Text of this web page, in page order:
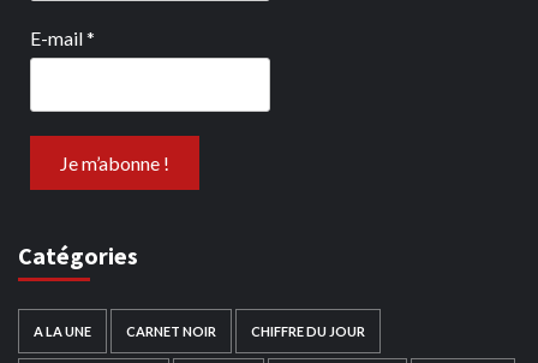
E-mail*
Catégories
A LA UNE CARNET NOIR CHIFFRE DU JOUR